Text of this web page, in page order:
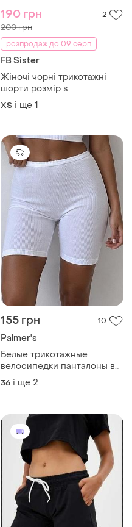
190 грн 2
200 грн
розпродаж до 09 серп
FB Sister
Жіночі чорні трикотажні
шорти розмір s
ХS і ще 1
155 грн 10
Palmer's
Белые трикотажные
велосипедки панталоны в
рубчик панталони з
бавовни в рубчик palmers
36 і ще 2